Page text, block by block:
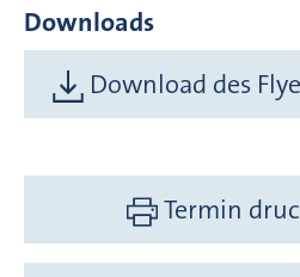
Downloads
Download des
Termin